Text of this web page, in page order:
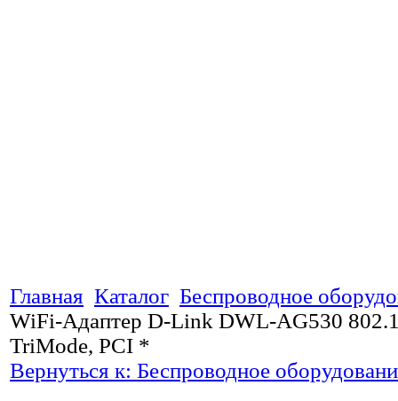
Главная Каталог Беспроводное
WiFi-Адаптер D-Link DWL-AG530
TriMode, PCI *
Вернуться к: Беспроводное